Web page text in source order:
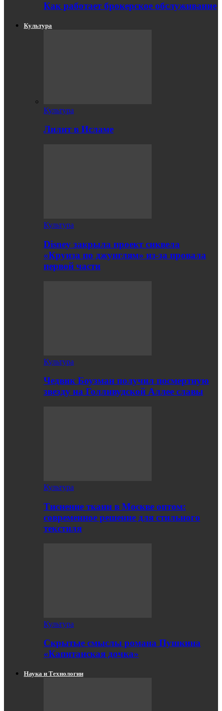
Как работает брокерское обслуживание
Культура
Культура
Лилит в Исламе
Культура
Disney закрыла проект сиквела
«Круиза по джунглям» из-за провала
первой части
Культура
Чедвик Боузман получил посмертную
звезду на Голливудской Аллее славы
Культура
Тиснение ткани в Москве оптом:
современное решение для стильного
текстиля
Культура
Скрытые смыслы романа Пушкина
«Капитанская дочка»
Наука и Технологии